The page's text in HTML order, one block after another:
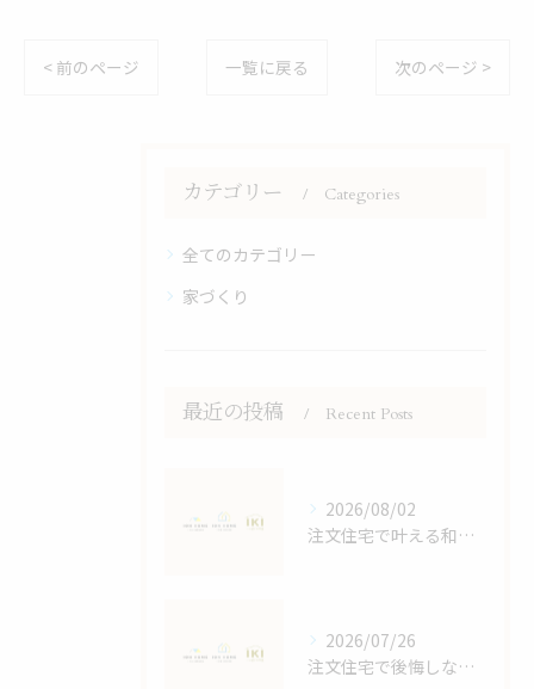
< 前のページ 一覧に戻る 次のページ >
カテゴリー Categories
全てのカテゴリー
家づくり
最近の投稿 Recent Posts
2026/08/02
注文住宅で叶える和モダンの家づくり鹿児島県鹿児島市大島郡宇検村で失敗しない選び方
2026/07/26
注文住宅で後悔しないスペースと収納計画の立て方と家族4人に最適な間取りの秘訣